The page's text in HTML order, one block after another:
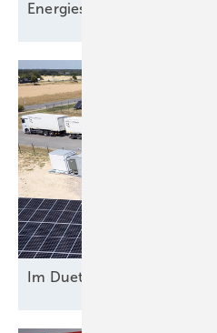
Energiesicherheit einstellen
Im Duett am